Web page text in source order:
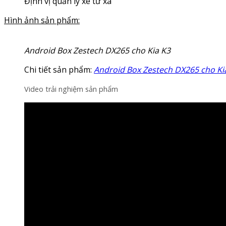
Hình ảnh sản phẩm:
Android Box Zestech DX265 cho Kia K3
Chi tiết sản phẩm: Android Box Zestech DX265 cho
Video trải nghiệm sản phẩm